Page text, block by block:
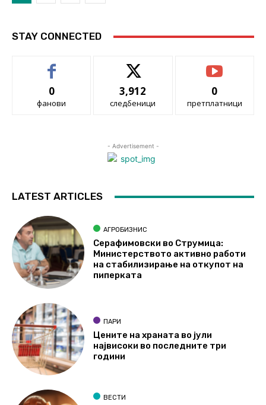
STAY CONNECTED
0
фанови
3,912
следбеници
0
претплатници
- Advertisement -
LATEST ARTICLES
АГРОБИЗНИС
Серафимовски во Струмица:
Министерството активно работи
на стабилизирање на откупот на
пиперката
ПАРИ
Цените на храната во јули
највисоки во последните три
години
ВЕСТИ